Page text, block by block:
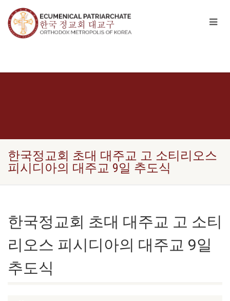
한국정교회 초대 대주교 고 소티리오스
피시디아의 대주교 9일 추도식
한국정교회 초대 대주교 고 소티
리오스 피시디아의 대주교 9일
추도식